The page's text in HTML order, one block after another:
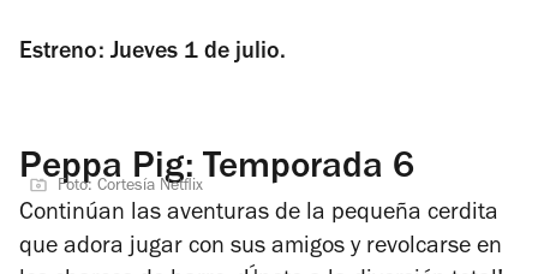
Estreno: Jueves 1 de julio.
Peppa Pig: Temporada 6
Foto: Cortesía Netflix
Continúan las aventuras de la pequeña cerdita
que adora jugar con sus amigos y revolcarse en